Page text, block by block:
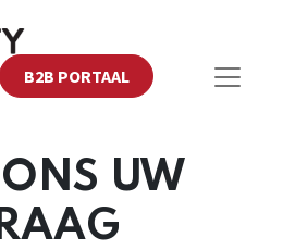
B2B PORTAAL
UW